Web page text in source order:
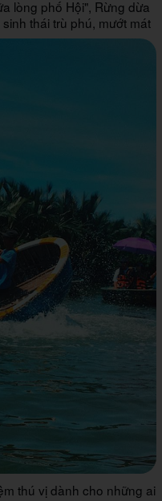
lòng phố Hội", Rừng dừa
thái trù phú, mướt mát
thú vị dành cho những ai